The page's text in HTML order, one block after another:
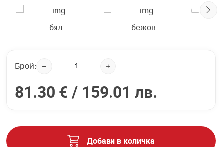
бял бежов
Брой:
81.30 € / 159.01 лв.
Добави в количка